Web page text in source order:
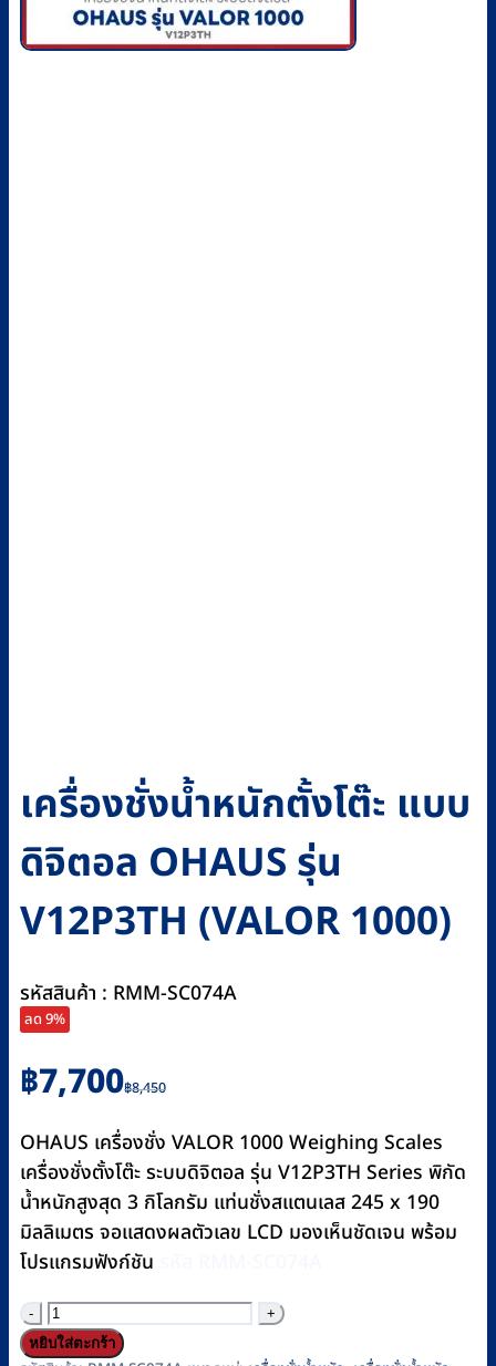
เครื่องชั่งน้ำหนักตั้งโต๊ะ แบบ
ดิจิตอล OHAUS รุ่น
V12P3TH (VALOR 1000)
รหัสสินค้า : RMM-SC074A
ลด 9%
฿8,450
Original
price
was:
฿8,450.
฿7,700
Current
price
is:
฿7,700.
OHAUS เครื่องชั่ง VALOR 1000 Weighing Scales
เครื่องชั่งตั้งโต๊ะ ระบบดิจิตอล รุ่น V12P3TH Series พิกัด
น้ำหนักสูงสุด 3 กิโลกรัม แท่นชั่งสแตนเลส 245 x 190
มิลลิเมตร จอแสดงผลตัวเลข LCD มองเห็นชัดเจน พร้อม
โปรแกรมฟังก์ชัน
จำนวน
เครื่อง
หยิบใส่ตะกร้า